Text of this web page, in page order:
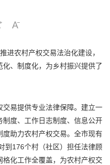
进农村产权交易法治化建设，
、制度化，为乡村振兴提供了
易提供专业法律保障。建立一
度、工作日志制度、信息公开
助力农村产权交易。全市现有
到176个村（社区）担任法律顾
化工作全覆盖，为农村产权交